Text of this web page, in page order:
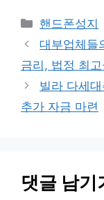
카
테
리
핸드폰성지
대부업체들
금리, 법정 최
빌라 다세
추가 자금 마련
댓글 남기